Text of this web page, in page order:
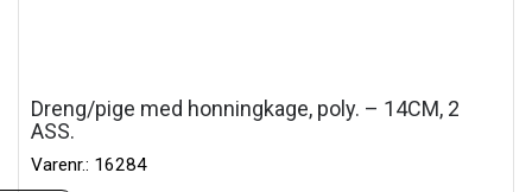
Dreng/pige med honningkage, poly. – 14CM, 2
ASS.
Varenr.: 16284